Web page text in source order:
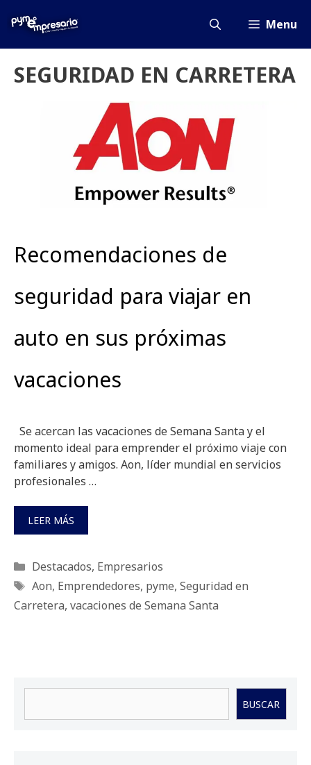
Menu
SEGURIDAD EN CARRETERA
Recomendaciones de
seguridad para viajar en
auto en sus próximas
vacaciones
Se acercan las vacaciones de Semana Santa y el
momento ideal para emprender el próximo viaje con
familiares y amigos. Aon, líder mundial en servicios
profesionales …
LEER MÁS
Categorías
Destacados, Empresarios
Etiquetas
Aon, Emprendedores, pyme, Seguridad en
Carretera, vacaciones de Semana Santa
BUSCAR